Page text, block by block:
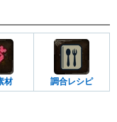
材 調合レシピ